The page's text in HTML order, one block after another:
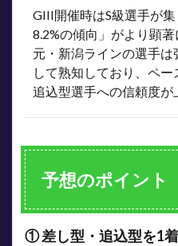
GIII開催時はS級選手が
8.2%の傾向」がより顕
元・新潟ラインの選手
して熟知しており、ペ
追込型選手への信頼度が
予想のポイント
① 差し型・追込型を1着